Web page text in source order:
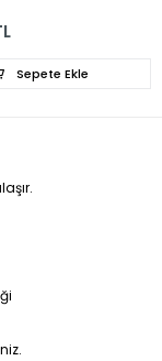
Sepete Ekle